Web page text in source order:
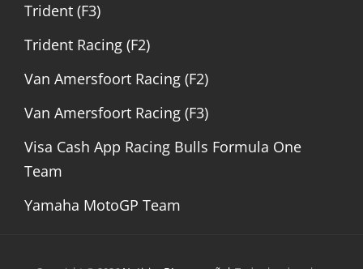
Trident (F3)
Trident Racing (F2)
Van Amersfoort Racing (F2)
Van Amersfoort Racing (F3)
Visa Cash App Racing Bulls Formula One
Team
Yamaha MotoGP Team